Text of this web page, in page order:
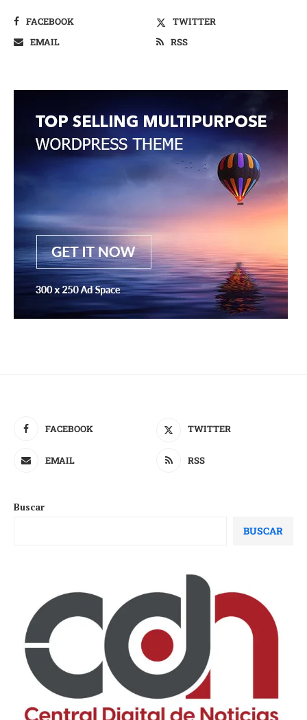
FACEBOOK
TWITTER
EMAIL
RSS
FACEBOOK TWITTER
EMAIL RSS
Buscar
BUSCAR